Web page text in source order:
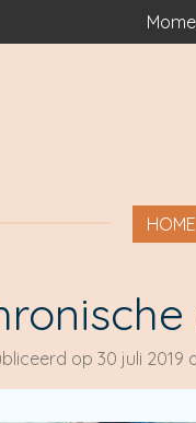
HOME
op 30 juli 2019